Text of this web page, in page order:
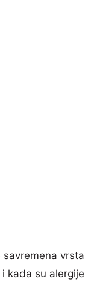
vrsta
kada su alergije